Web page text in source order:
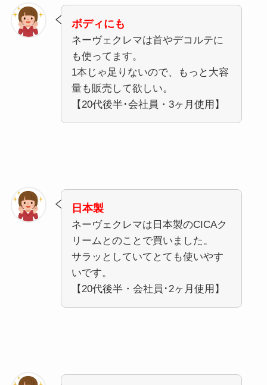
ボディにも
ネーヴェクレマは首やデコルテに
も使ってます。
1本じゃ足りないので、もっと大容
量も販売して欲しい。
【20代後半･会社員・3ヶ月使用】
日本製
ネーヴェクレマは日本製のCICAク
リームとのことで買いました。
サラッとしていてとても使いやす
いです。
【20代後半・会社員･2ヶ月使用】